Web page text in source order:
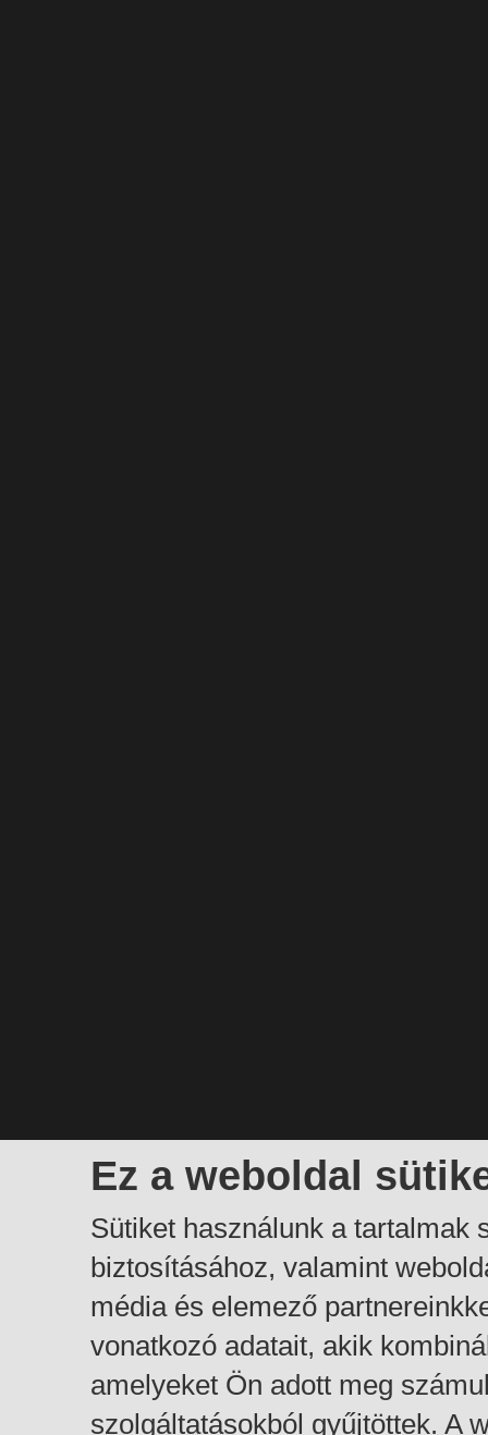
Ez a weboldal
Sütiket használunk a tartalmak
biztosításához, valamint
média és elemező
vonatkozó adatait, akik
amelyeket Ön adott meg
szolgáltatásokból gyűjtöttek. A